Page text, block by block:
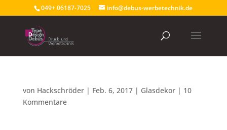
049+ 06187-7025 info@debus-werbetechnik.de
von Hackschröder| Feb. 6, 2017| Glasdekor| 10
Kommentare